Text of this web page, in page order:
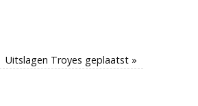
Uitslagen Troyes geplaatst »